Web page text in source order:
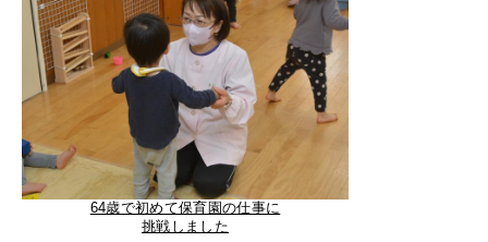
64歳で初めて保育園の仕事に
挑戦しました